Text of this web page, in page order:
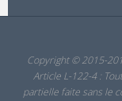
Copyright © 2015-
Article L-122-4 :
partielle faite sans le